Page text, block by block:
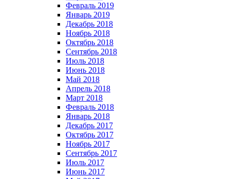
Февраль 2019
Январь 2019
Декабрь 2018
Ноябрь 2018
Октябрь 2018
Сентябрь 2018
Июль 2018
Июнь 2018
Май 2018
Апрель 2018
Март 2018
Февраль 2018
Январь 2018
Декабрь 2017
Октябрь 2017
Ноябрь 2017
Сентябрь 2017
Июль 2017
Июнь 2017